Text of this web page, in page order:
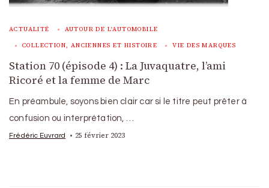
ACTUALITÉ AUTOUR DE L'AUTOMOBILE
COLLECTION, ANCIENNES ET HISTOIRE VIE DES MARQUES
Station 70 (épisode 4) : La Juvaquatre, l’ami
Ricoré et la femme de Marc
En préambule, soyons bien clair car si le titre peut prêter à
confusion ou interprétation, …
Frédéric Euvrard 25 février 2023